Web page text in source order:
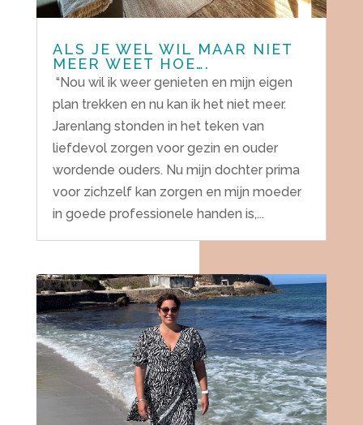
ALS JE WEL WIL MAAR NIET
MEER WEET HOE….
“Nou wil ik weer genieten en mijn eigen
plan trekken en nu kan ik het niet meer.
Jarenlang stonden in het teken van
liefdevol zorgen voor gezin en ouder
wordende ouders. Nu mijn dochter prima
voor zichzelf kan zorgen en mijn moeder
in goede professionele handen is,...